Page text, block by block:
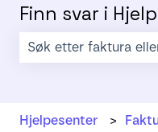
Finn svar i
Hjelpesenter